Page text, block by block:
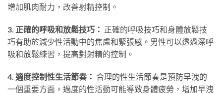
增加肌肉耐力，改善射精控制。
3. 正確的呼吸和放鬆技巧： 正確的呼吸技巧和身體放鬆技
巧有助於減少性活動中的焦慮和緊張感。男性可以透過深呼
吸和放鬆練習，提高對射精的控制。
4. 適度控制性生活節奏： 合理的性生活節奏是預防早洩的
一個重要方面。過度的性活動可能導致身體疲勞，增加早洩